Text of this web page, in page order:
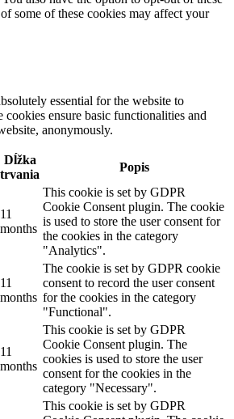
some of these cookies may affect your
essential for the website to
ensure basic functionalities and
anonymously.
Dĺžka
trvania
Popis
11
months
This cookie is set by GDPR
Cookie Consent plugin. The cookie
is used to store the user consent for
the cookies in the category
"Analytics".
11
months
The cookie is set by GDPR cookie
consent to record the user consent
for the cookies in the category
"Functional".
11
months
This cookie is set by GDPR
Cookie Consent plugin. The
cookies is used to store the user
consent for the cookies in the
category "Necessary".
This cookie is set by GDPR